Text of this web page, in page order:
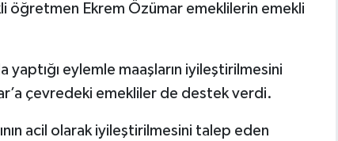
öğretmen Ekrem Özümar emeklilerin emekli
yaptığı eylemle maaşların iyileştirilmesini
çevredeki emekliler de destek verdi.
acil olarak iyileştirilmesini talep eden